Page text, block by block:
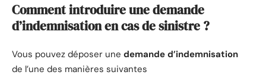
Comment introduire une demande
d’indemnisation en cas de sinistre ?
Vous pouvez déposer une demande d’indemnisation
de l’une des manières suivantes